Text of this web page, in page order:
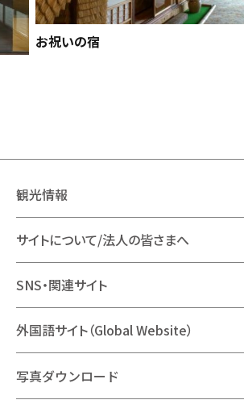
お祝いの宿
観光情報
サイトについて/法人の皆さまへ
SNS・関連サイト
外国語サイト（Global Website）
写真ダウンロード